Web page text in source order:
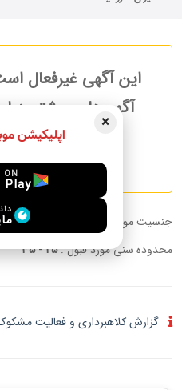
این آگهی غیرفعال
آگهی‌های بیشتر به
جنسیت مورد قبول :
محدوده سنی مورد قبول :25 - 35
گزارش کلاهبرداری و فعالیت
×
اپلیکیشن
ON
Play